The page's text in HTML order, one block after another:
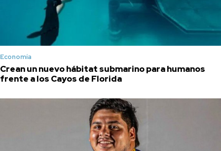
Economía
Crean un nuevo hábitat submarino para humanos
frente a los Cayos de Florida